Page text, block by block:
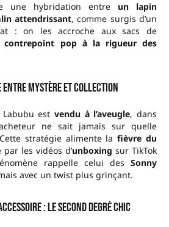
une hybridation entre un lapin
attendrissant, comme surgis d’un
: on les accroche aux sacs de
contrepoint pop à la rigueur des
entre mystère et collection
est vendu à l’aveugle, dans
ne sait jamais sur quelle
stratégie alimente lafièvre du
par les vidéos d’unboxing sur TikTok
rappelle celui des Sonny
avec un twist plus grinçant.
: le second degré chic